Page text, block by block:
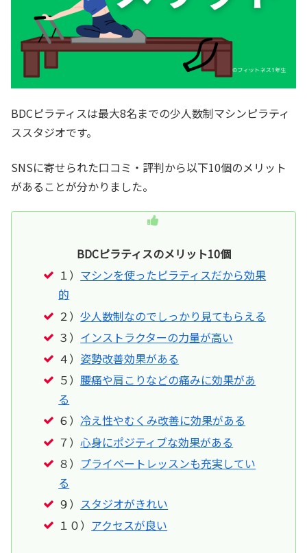
BDCピラティスは最大8名までの少人数制マシンピラティ
ススタジオです。
SNSに寄せられた口コミ・評判から以下10個のメリット
があることが分かりました。
BDCピラティスのメリット10個
１） マシンを使ったピラティスだから効果
的
２）少人数制なのでしっかり見てもらえる
３） インストラクターの力量が高い
４） 姿勢改善効果がある
５）腰痛や肩こりなどの痛みに効果があ
る
６）冷え性やむくみ改善に効果がある
７）心身にポジティブな効果がある
８） プライベートレッスンも充実してい
る
９） スタジオがきれい
１０） アクセスが良い